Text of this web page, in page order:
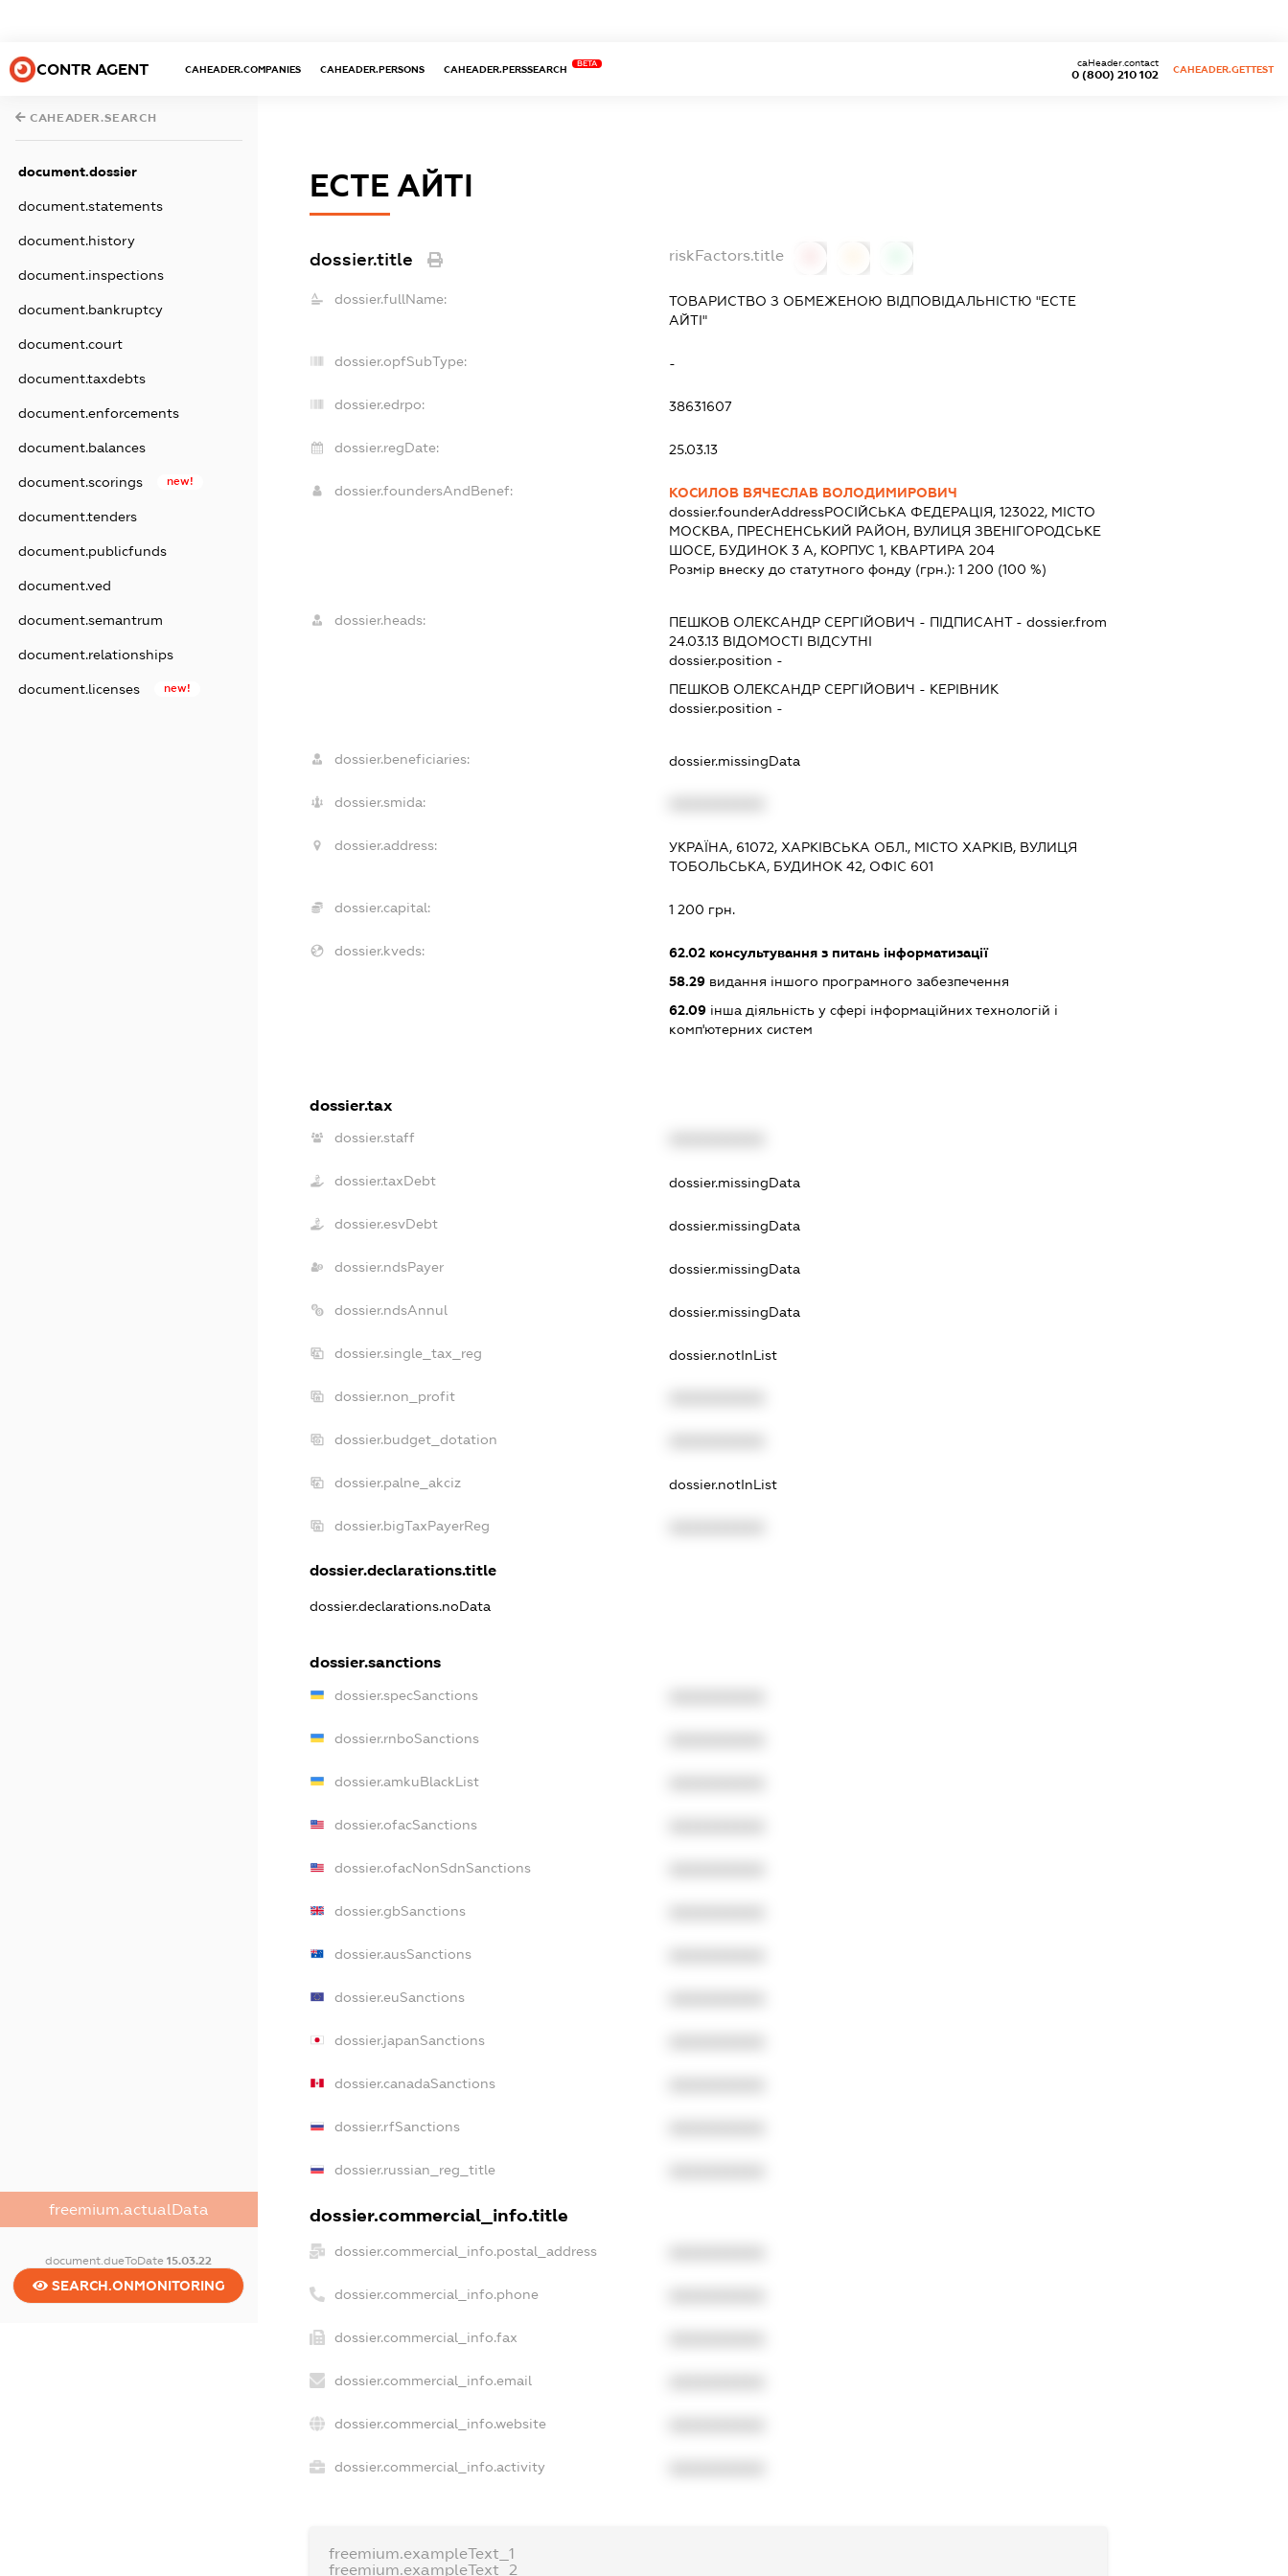
CONTR AGENT CAHEADER.COMPANIES CAHEADER.PERSONS CAHEADER.PERSSEARCH
BETA
0 (800) 210 102
caHeader.contact
CAHEADER.GETTEST
CAHEADER.SEARCH
document.dossier
document.statements
document.history
document.inspections
document.bankruptcy
document.court
document.taxdebts
document.enforcements
document.balances
document.scorings new!
document.tenders
document.publicfunds
document.ved
document.semantrum
document.relationships
document.licenses new!
freemium.actualData
document.dueToDate15.03.22
SEARCH.ONMONITORING
ЕСТЕ АЙТІ
dossier.title riskFactors.title
dossier.fullName:
ТОВАРИСТВО З ОБМЕЖЕНОЮ ВІДПОВІДАЛЬНІСТЮ "ЕСТЕ
АЙТІ"
dossier.opfSubType: -
dossier.edrpo: 38631607
dossier.regDate: 25.03.13
dossier.foundersAndBenef:
КОСИЛОВ ВЯЧЕСЛАВ ВОЛОДИМИРОВИЧ
dossier.founderAddressРОСІЙСЬКА ФЕДЕРАЦІЯ, 123022, МІСТО
МОСКВА, ПРЕСНЕНСЬКИЙ РАЙОН, ВУЛИЦЯ ЗВЕНІГОРОДСЬКЕ
ШОСЕ, БУДИНОК 3 А, КОРПУС 1, КВАРТИРА 204
Розмір внеску до статутного фонду (грн.): 1 200 (100 %)
dossier.heads: ПЕШКОВ ОЛЕКСАНДР СЕРГІЙОВИЧ - ПІДПИСАНТ- dossier.from
24.03.13ВІДОМОСТІ ВІДСУТНІ
dossier.position -
ПЕШКОВ ОЛЕКСАНДР СЕРГІЙОВИЧ - КЕРІВНИК
dossier.position -
dossier.beneficiaries: dossier.missingData
dossier.smida:
dossier.address:
УКРАЇНА, 61072, ХАРКІВСЬКА ОБЛ., МІСТО ХАРКІВ, ВУЛИЦЯ
ТОБОЛЬСЬКА, БУДИНОК 42, ОФІС 601
dossier.capital: 1 200 грн.
dossier.kveds: 62.02консультування з питань інформатизації
58.29видання іншого програмного забезпечення
62.09інша діяльність у сфері інформаційних технологій і
комп'ютерних систем
dossier.tax
dossier.staff
dossier.taxDebt dossier.missingData
dossier.esvDebt dossier.missingData
dossier.ndsPayer dossier.missingData
dossier.ndsAnnul dossier.missingData
dossier.single_tax_reg dossier.notInList
dossier.non_profit
dossier.budget_dotation
dossier.palne_akciz dossier.notInList
dossier.bigTaxPayerReg
dossier.declarations.title
dossier.declarations.noData
dossier.sanctions
dossier.specSanctions
dossier.rnboSanctions
dossier.amkuBlackList
dossier.ofacSanctions
dossier.ofacNonSdnSanctions
dossier.gbSanctions
dossier.ausSanctions
dossier.euSanctions
dossier.japanSanctions
dossier.canadaSanctions
dossier.rfSanctions
dossier.russian_reg_title
dossier.commercial_info.title
dossier.commercial_info.postal_address
dossier.commercial_info.phone
dossier.commercial_info.fax
dossier.commercial_info.email
dossier.commercial_info.website
dossier.commercial_info.activity
freemium.exampleText_1
freemium.exampleText_2